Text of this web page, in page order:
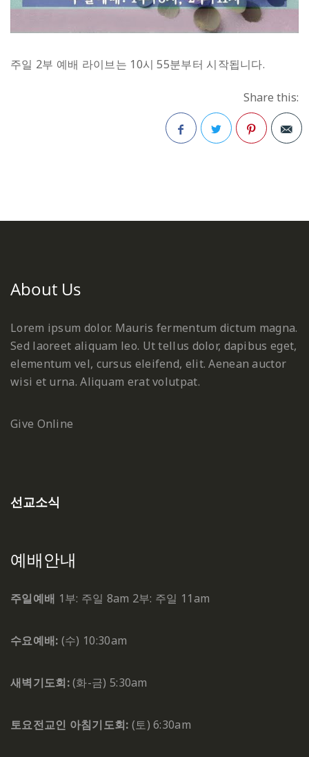
주일 2부 예배 라이브는 10시 55분부터 시작됩니다.
Share this:
About Us
Lorem ipsum dolor. Mauris fermentum dictum magna.
Sed laoreet aliquam leo. Ut tellus dolor, dapibus eget,
elementum vel, cursus eleifend, elit. Aenean auctor
wisi et urna. Aliquam erat volutpat.
Give Online
선교소식
예배안내
주일예배 1부: 주일 8am 2부: 주일 11am
수요예배: (수) 10:30am
새벽기도회:(화-금) 5:30am
토요전교인 아침기도회: (토) 6:30am